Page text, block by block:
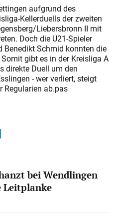
aufgrund des
Kellerduells der zweiten
Liebersbronn II mit
Doch die U21-Spieler
Benedikt Schmid konnten die
gibt es in der Kreisliga A
direkte Duell um den
- wer verliert, steigt
Regularien ab.pas
bei Wendlingen
Leitplanke